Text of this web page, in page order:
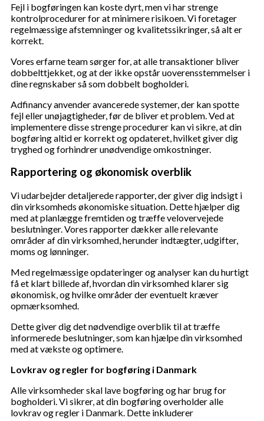
Fejl i bogføringen kan koste dyrt, men vi har strenge
kontrolprocedurer for at minimere risikoen. Vi foretager
regelmæssige afstemninger og kvalitetssikringer, så alt er
korrekt.
Vores erfarne team sørger for, at alle transaktioner bliver
dobbelttjekket, og at der ikke opstår uoverensstemmelser i
dine regnskaber så som dobbelt bogholderi.
Adfinancy anvender avancerede systemer, der kan spotte
fejl eller unøjagtigheder, før de bliver et problem. Ved at
implementere disse strenge procedurer kan vi sikre, at din
bogføring altid er korrekt og opdateret, hvilket giver dig
tryghed og forhindrer unødvendige omkostninger.
Rapportering og økonomisk overblik
Vi udarbejder detaljerede rapporter, der giver dig indsigt i
din virksomheds økonomiske situation. Dette hjælper dig
med at planlægge fremtiden og træffe velovervejede
beslutninger. Vores rapporter dækker alle relevante
områder af din virksomhed, herunder indtægter, udgifter,
moms og lønninger.
Med regelmæssige opdateringer og analyser kan du hurtigt
få et klart billede af, hvordan din virksomhed klarer sig
økonomisk, og hvilke områder der eventuelt kræver
opmærksomhed.
Dette giver dig det nødvendige overblik til at træffe
informerede beslutninger, som kan hjælpe din virksomhed
med at vækste og optimere.
Lovkrav og regler for bogføring i Danmark
Alle virksomheder skal lave bogføring og har brug for
bogholderi. Vi sikrer, at din bogføring overholder alle
lovkrav og regler i Danmark. Dette inkluderer